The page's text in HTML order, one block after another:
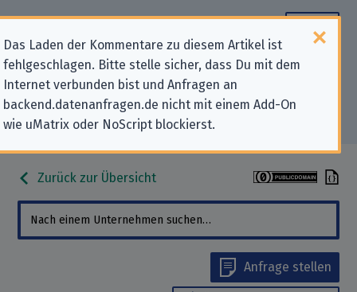
Das Laden der Kommentare zu diesem Artikel ist
fehlgeschlagen. Bitte stelle sicher, dass Du mit dem
Internet verbunden bist und Anfragen an
backend.datenanfragen.de nicht mit einem Add-On
wie uMatrix oder NoScript blockierst.
Datenschutz-Kontaktdaten für
„ARE-Inkasso e.K.“
Zurück zur Übersicht
Anfrage stellen